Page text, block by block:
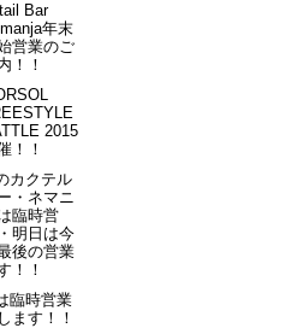
Bar
年末
営業のご
！！
2015
！！
カクテル
・ネマニ
臨時営
明日は今
後の営業
！！
臨時営業
ます！！